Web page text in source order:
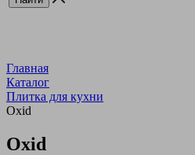
Главная
Каталог
Плитка для кухни
Oxid
Oxid